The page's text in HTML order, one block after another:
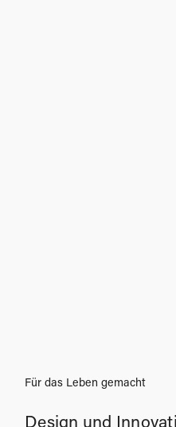
Für das Leben gemacht
Design und